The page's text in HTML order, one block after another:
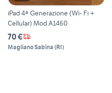
iPad 4ª Generazione (Wi- Fi +
Cellular) Mod A1460
70 €
Magliano Sabina (RI)